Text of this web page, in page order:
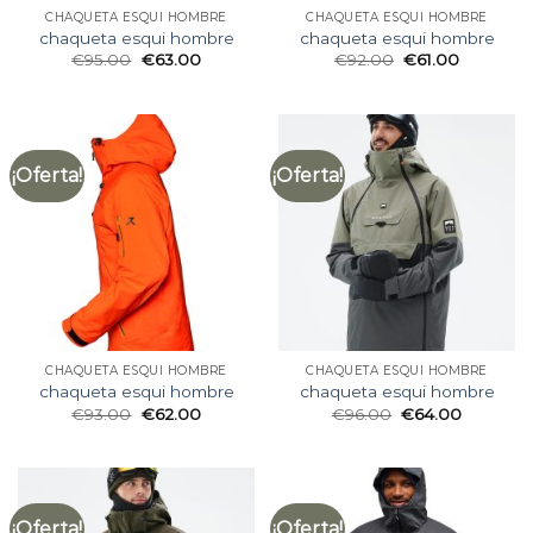
CHAQUETA ESQUI HOMBRE
chaqueta esqui hombre
€95.00 €63.00
CHAQUETA ESQUI HOMBRE
chaqueta esqui hombre
€92.00 €61.00
¡Oferta!
CHAQUETA ESQUI HOMBRE
chaqueta esqui hombre
€93.00 €62.00
¡Oferta!
CHAQUETA ESQUI HOMBRE
chaqueta esqui hombre
€96.00 €64.00